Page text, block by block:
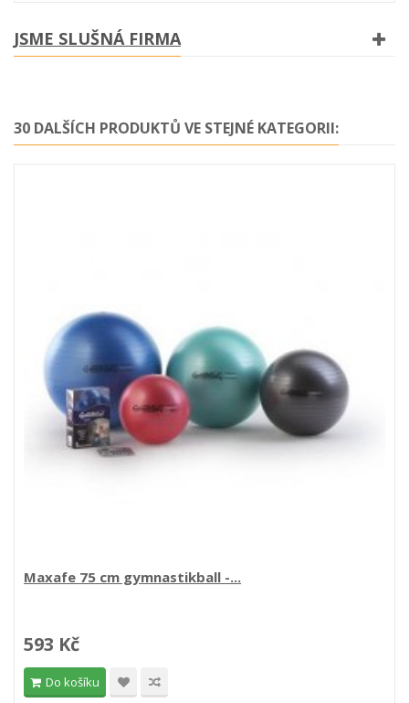
JSME SLUŠNÁ FIRMA
30 DALŠÍCH PRODUKTŮ VE STEJNÉ KATEGORII:
Maxafe 75 cm gymnastikball -...
593 Kč
Do košíku